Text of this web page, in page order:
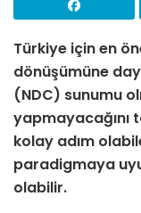
Türkiye için en
dönüşümüne
(NDC) sunumu
yapmayacağını
kolay adım
paradigmaya
olabilir.